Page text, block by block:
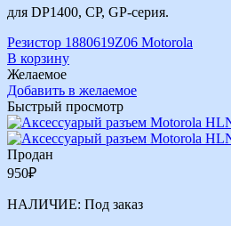
для DP1400, CP, GP-серия.
Резистор 1880619Z06 Motorola
В корзину
Желаемое
Добавить в желаемое
Быстрый просмотр
Продан
950₽
НАЛИЧИЕ: Под заказ